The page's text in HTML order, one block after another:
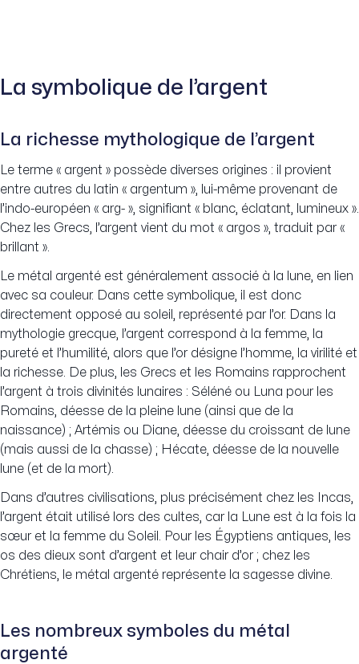
La symbolique de l’argent
La richesse mythologique de l’argent
Le terme « argent » possède diverses origines : il provient
entre autres du latin « argentum », lui-même provenant de
l’indo-européen « arg- », signifiant « blanc, éclatant, lumineux ».
Chez les Grecs, l’argent vient du mot « argos », traduit par «
brillant ».
Le métal argenté est généralement associé à la lune, en lien
avec sa couleur. Dans cette symbolique, il est donc
directement opposé au soleil, représenté par l’or. Dans la
mythologie grecque, l’argent correspond à la femme, la
pureté et l’humilité, alors que l’or désigne l’homme, la virilité et
la richesse. De plus, les Grecs et les Romains rapprochent
l’argent à trois divinités lunaires : Séléné ou Luna pour les
Romains, déesse de la pleine lune (ainsi que de la
naissance) ; Artémis ou Diane, déesse du croissant de lune
(mais aussi de la chasse) ; Hécate, déesse de la nouvelle
lune (et de la mort).
Dans d’autres civilisations, plus précisément chez les Incas,
l’argent était utilisé lors des cultes, car la Lune est à la fois la
sœur et la femme du Soleil. Pour les Égyptiens antiques, les
os des dieux sont d’argent et leur chair d’or ; chez les
Chrétiens, le métal argenté représente la sagesse divine.
Les nombreux symboles du métal
argenté